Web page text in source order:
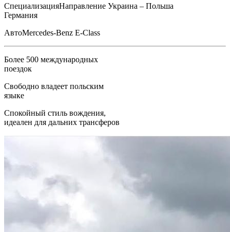
СпециализацияНаправление Украина – Польша
Германия
АвтоMercedes-Benz E-Class
Более 500 международных
поездок
Свободно владеет польским
языке
Спокойный стиль вождения,
идеален для дальних трансферов